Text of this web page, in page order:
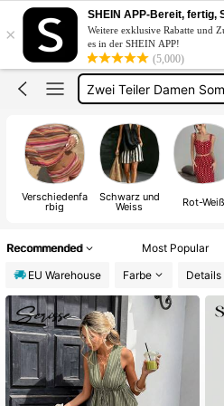
×
SHEIN APP-Bereit, fertig,
Weitere exklusive Rabatte und
es in der SHEIN APP!
(5,000)
Zwei Teiler Damen
Zweiteiler
Zwei Teiler Damen
2 Teiler Damen
Zwei Teiler Damen
Verschiedenfa
rbig
Schwarz und
Weiss Rot-Weiß
Recommended Most Popular
EU Warehouse
Farbe Details